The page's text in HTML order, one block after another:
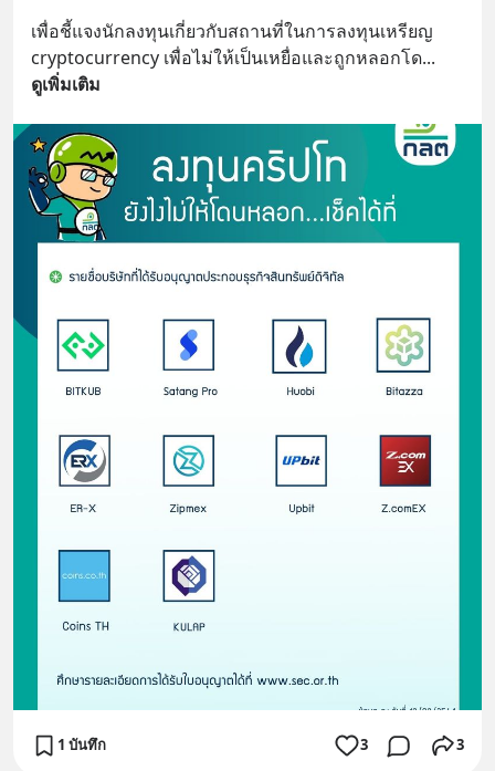
เพื่อชี้แจงนักลงทุนเกี่ยวกับสถานที่ในการลงทุนเหรียญ
cryptocurrency เพื่อไม่ให้เป็นเหยื่อและถูกหลอกโด...
ดูเพิ่มเติม
1 บันทึก 3 3